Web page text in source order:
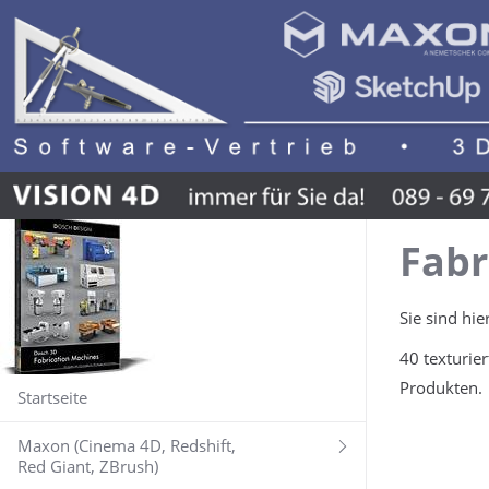
Startseite
Maxon (Cinema 4D, Redshift,
Red Giant, ZBrush)
Sie sind
40
Produkten.